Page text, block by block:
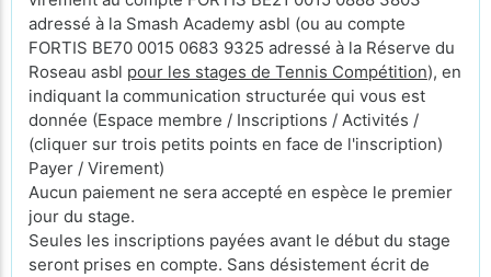
adressé à la Smash Academy asbl (ou au compte
FORTIS BE70 0015 0683 9325 adressé à la Réserve du
Roseau asbl pour les stages de Tennis Compétition), en
indiquant la communication structurée qui vous est
donnée (Espace membre / Inscriptions / Activités /
(cliquer sur trois petits points en face de l'inscription)
Payer / Virement)
Aucun paiement ne sera accepté en espèce le premier
jour du stage.
Seules les inscriptions payées avant le début du stage
seront prises en compte. Sans désistement écrit de